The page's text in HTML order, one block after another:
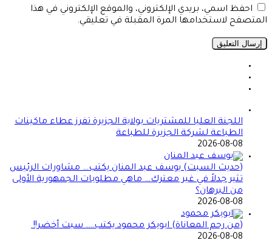
احفظ اسمي، بريدي الإلكتروني، والموقع الإلكتروني في هذا
المتصفح لاستخدامها المرة المقبلة في تعليقي.
اللجنة العليا للمشتريات بولاية الجزيرة تفرز عطاء ماكينات
الطباعة لشركة الجزيرة للطباعة
2026-08-08
(حديث السبت) يوسف عبد المنان يكتب… مشاورات الرئيس
تثير جدلاً في غير معترك… ماهي مطلوبات الجمهورية الأولى
من البرهان؟
2026-08-08
(من رحم المعاناة) ابوبكر محمود يكتب…. سبت أخضر!!
2026-08-08